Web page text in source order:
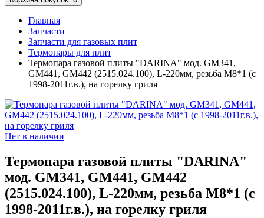
Главная
Запчасти
Запчасти для газовых плит
Термопары для плит
Термопара газовой плиты "DARINA" мод. GM341,
GM441, GM442 (2515.024.100), L-220мм, резьба М8*1 (с
1998-2011г.в.), на горелку гриля
Нет в наличии
Термопара газовой плиты "DARINA"
мод. GM341, GM441, GM442
(2515.024.100), L-220мм, резьба М8*1 (с
1998-2011г.в.), на горелку гриля